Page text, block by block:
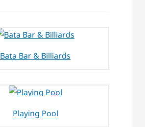
Bata Bar & Billiards
Playing Pool